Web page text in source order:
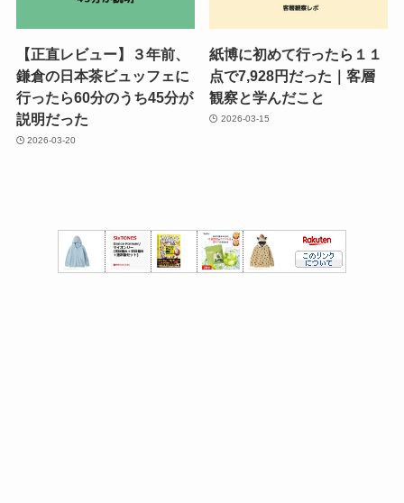
【正直レビュー】３年前、
鎌倉の日本茶ビュッフェに
行ったら60分のうち45分が
説明だった
2026-03-20
紙博に初めて行ったら１１
点で7,928円だった｜客層
観察と学んだこと
2026-03-15